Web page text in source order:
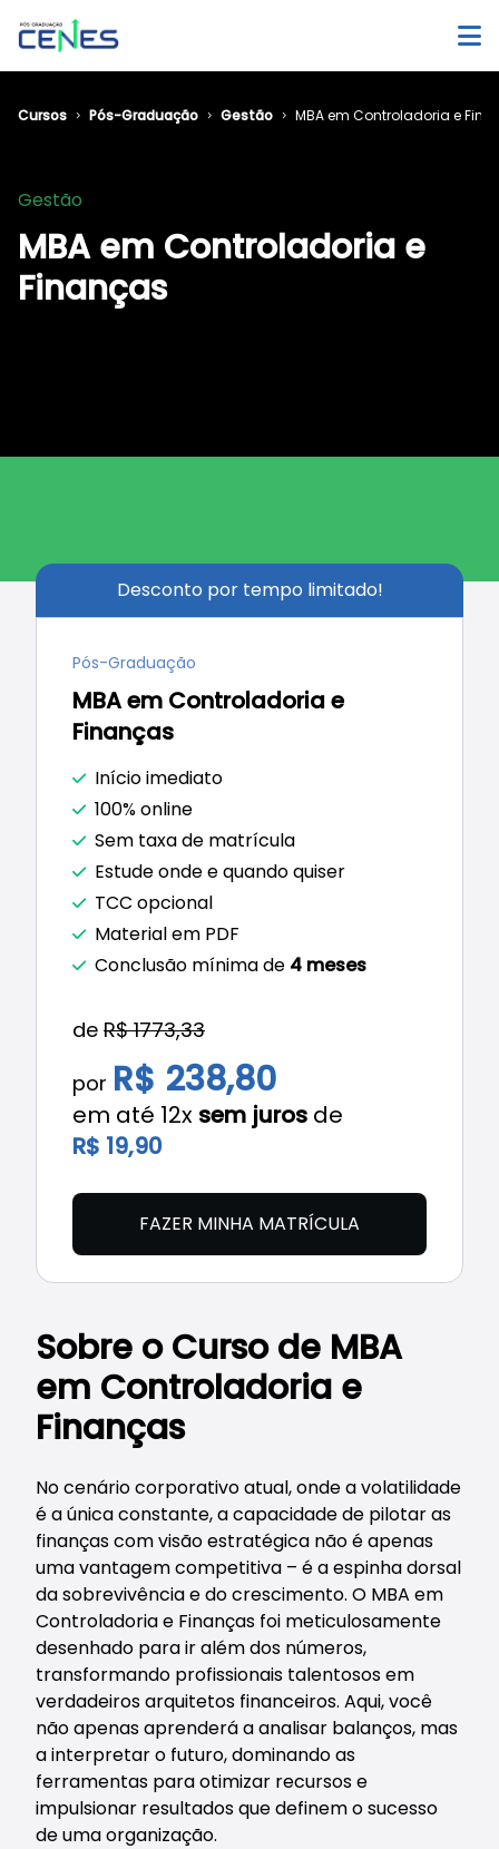
Cursos Pós-Graduação Gestão MBA em Controladoria e
Gestão
MBA em Controladoria e
Finanças
Coordenador Geral:
Coordenador Técnico/Científico:
Sobre o Curso de MBA
em Controladoria e
Finanças
No cenário corporativo atual, onde a volatilidade
é a única constante, a capacidade de pilotar as
finanças com visão estratégica não é apenas
uma vantagem competitiva – é a espinha dorsal
da sobrevivência e do crescimento. O MBA em
Controladoria e Finanças foi meticulosamente
desenhado para ir além dos números,
transformando profissionais talentosos em
verdadeiros arquitetos financeiros. Aqui, você
não apenas aprenderá a analisar balanços, mas
a interpretar o futuro, dominando as
ferramentas para otimizar recursos e
impulsionar resultados que definem o sucesso
de uma organização.
Desconto por tempo limitado!
Pós-Graduação
MBA em Controladoria e
Finanças
Início imediato
100% online
Sem taxa de matrícula
Estude onde e quando quiser
TCC opcional
Material em PDF
Conclusão mínima de 4 meses
de R$ 1773,33
por R$ 238,80
em até 12x sem juros de
R$ 19,90
FAZER MINHA MATRÍCULA